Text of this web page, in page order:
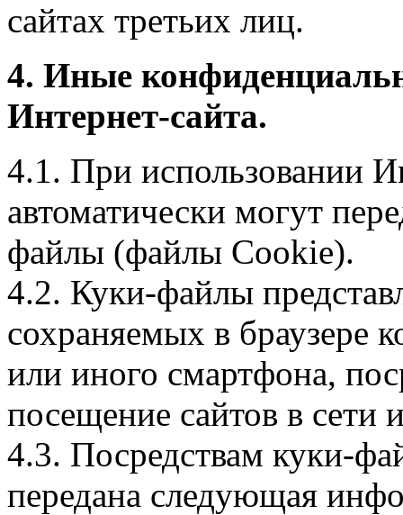
сайтах третьих лиц.
4. Иные
Интернет-сайта.
4.1. При использовании
автоматически могут
файлы (файлы Cookie).
4.2. Куки-файлы
сохраняемых в браузере
или иного смартфона,
посещение сайтов в сети
4.3. Посредствам куки-
передана следующая